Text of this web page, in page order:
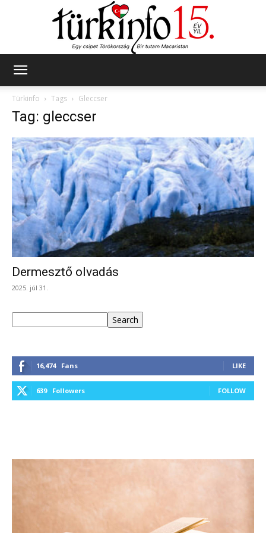
Türkinfo
Tags Gleccser
Tag: gleccser
Dermesztő olvadás
2025. júl 31.
Search
16,474 Fans LIKE
639 Followers FOLLOW